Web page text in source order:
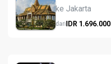
ke Jakarta
dariIDR 1.696.000